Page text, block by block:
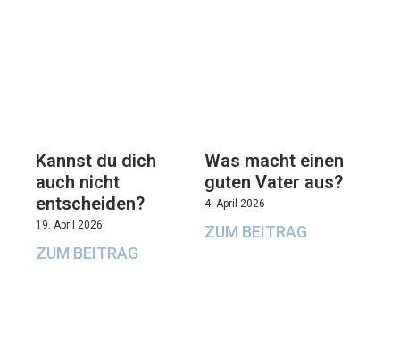
Kannst du dich
auch nicht
entscheiden?
19. April 2026
ZUM BEITRAG
Was macht einen
guten Vater aus?
4. April 2026
ZUM BEITRAG